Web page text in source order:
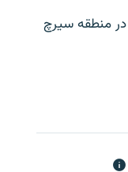
در منطقه سیرچ